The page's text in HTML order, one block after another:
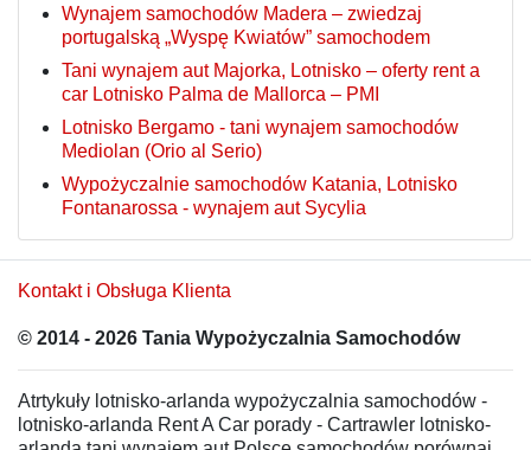
Wynajem samochodów Madera – zwiedzaj
portugalską „Wyspę Kwiatów” samochodem
Tani wynajem aut Majorka, Lotnisko – oferty rent a
car Lotnisko Palma de Mallorca – PMI
Lotnisko Bergamo - tani wynajem samochodów
Mediolan (Orio al Serio)
Wypożyczalnie samochodów Katania, Lotnisko
Fontanarossa - wynajem aut Sycylia
Kontakt i Obsługa Klienta
© 2014 - 2026 Tania Wypożyczalnia Samochodów
Atrtykuły lotnisko-arlanda wypożyczalnia samochodów -
lotnisko-arlanda Rent A Car porady - Cartrawler lotnisko-